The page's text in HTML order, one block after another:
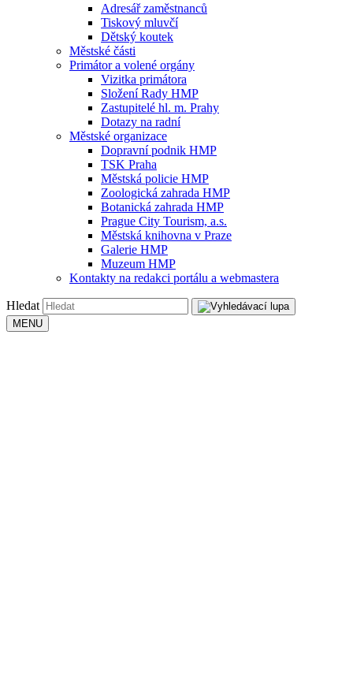
Adresář zaměstnanců
Tiskový mluvčí
Dětský koutek
Městské části
Primátor a volené orgány
Vizitka primátora
Složení Rady HMP
Zastupitelé hl. m. Prahy
Dotazy na radní
Městské organizace
Dopravní podnik HMP
TSK Praha
Městská policie HMP
Zoologická zahrada HMP
Botanická zahrada HMP
Prague City Tourism, a.s.
Městská knihovna v Praze
Galerie HMP
Muzeum HMP
Kontakty na redakci portálu a webmastera
Hledat
MENU